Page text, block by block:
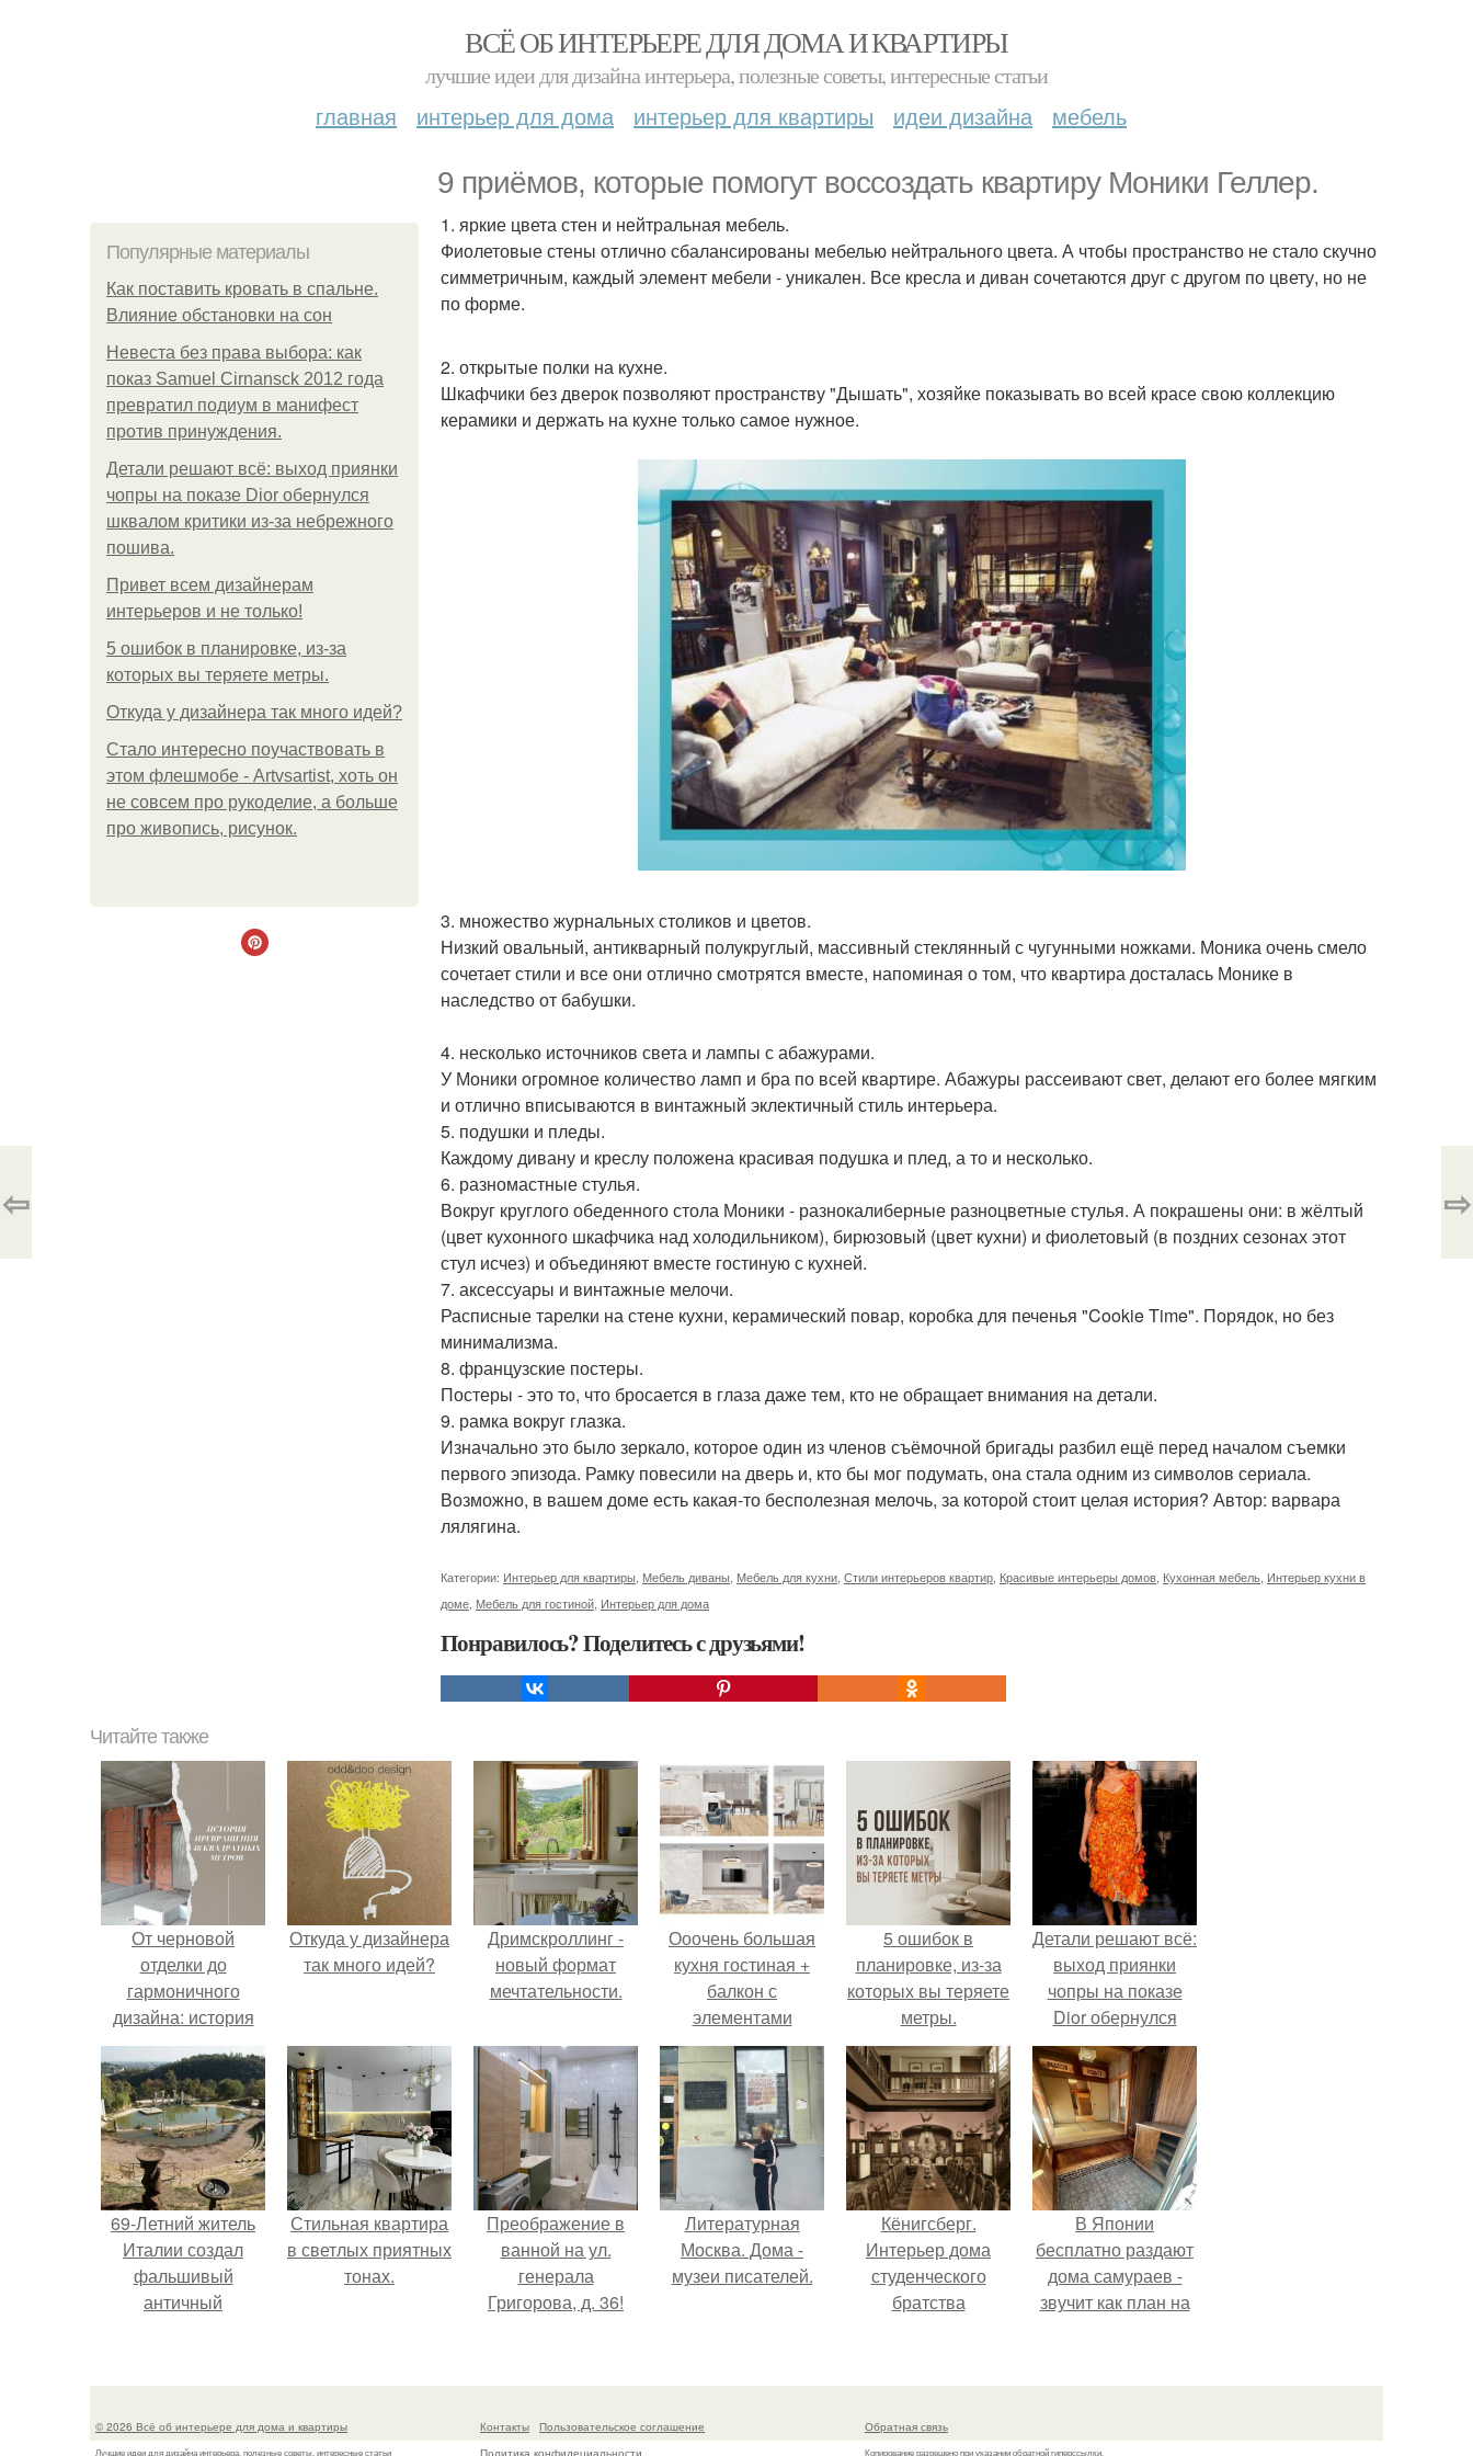
ВСЁ ОБ ИНТЕРЬЕРЕ ДЛЯ ДОМА И КВАРТИРЫ
лучшие идеи для дизайна интерьера, полезные советы, интересные статьи
главная интерьер для дома интерьер для квартиры идеи дизайна мебель
9 приёмов, которые помогут воссоздать квартиру Моники Геллер.
Популярные материалы
Как поставить кровать в спальне.
Влияние обстановки на сон
Невеста без права выбора: как
показ Samuel Cirnansck 2012 года
превратил подиум в манифест
против принуждения.
Детали решают всё: выход приянки
чопры на показе Dior обернулся
шквалом критики из-за небрежного
пошива.
Привет всем дизайнерам
интерьеров и не только!
5 ошибок в планировке, из-за
которых вы теряете метры.
Откуда у дизайнера так много идей?
Стало интересно поучаствовать в
этом флешмобе - Artvsartist, хоть он
не совсем про рукоделие, а больше
про живопись, рисунок.
1. яркие цвета стен и нейтральная мебель.
Фиолетовые стены отлично сбалансированы мебелью нейтрального цвета. А чтобы пространство не стало скучно
симметричным, каждый элемент мебели - уникален. Все кресла и диван сочетаются друг с другом по цвету, но не
по форме.
2. открытые полки на кухне.
Шкафчики без дверок позволяют пространству "Дышать", хозяйке показывать во всей красе свою коллекцию
керамики и держать на кухне только самое нужное.
3. множество журнальных столиков и цветов.
Низкий овальный, антикварный полукруглый, массивный стеклянный с чугунными ножками. Моника очень смело
сочетает стили и все они отлично смотрятся вместе, напоминая о том, что квартира досталась Монике в
наследство от бабушки.
4. несколько источников света и лампы с абажурами.
У Моники огромное количество ламп и бра по всей квартире. Абажуры рассеивают свет, делают его более мягким
и отлично вписываются в винтажный эклектичный стиль интерьера.
5. подушки и пледы.
Каждому дивану и креслу положена красивая подушка и плед, а то и несколько.
6. разномастные стулья.
Вокруг круглого обеденного стола Моники - разнокалиберные разноцветные стулья. А покрашены они: в жёлтый
(цвет кухонного шкафчика над холодильником), бирюзовый (цвет кухни) и фиолетовый (в поздних сезонах этот
стул исчез) и объединяют вместе гостиную с кухней.
7. аксессуары и винтажные мелочи.
Расписные тарелки на стене кухни, керамический повар, коробка для печенья "Cookie Time". Порядок, но без
минимализма.
8. французские постеры.
Постеры - это то, что бросается в глаза даже тем, кто не обращает внимания на детали.
9. рамка вокруг глазка.
Изначально это было зеркало, которое один из членов съёмочной бригады разбил ещё перед началом съемки
первого эпизода. Рамку повесили на дверь и, кто бы мог подумать, она стала одним из символов сериала.
Возможно, в вашем доме есть какая-то бесполезная мелочь, за которой стоит целая история? Автор: варвара
лялягина.
Категории: Интерьер для квартиры Мебель диваны Мебель для кухни Стили интерьеров квартир Красивые интерьеры домов Кухонная мебель Интерьер кухни в
доме Мебель для гостиной Интерьер для дома
Понравилось? Поделитесь с друзьями!
⇦ ⇨
Читайте также
От черновой
отделки до
гармоничного
дизайна: история
превращения 48
квадратных метров
в уютный и
функциональный
дом для Жанны и
Алексея!
Откуда у дизайнера
так много идей?
Дримскроллинг -
новый формат
мечтательности.
Ооочень большая
кухня гостиная +
балкон с
элементами
классики!
5 ошибок в
планировке, из-за
которых вы теряете
метры.
Детали решают всё:
выход приянки
чопры на показе
Dior обернулся
шквалом критики
из-за небрежного
пошива.
69-Летний житель
Италии создал
фальшивый
античный
успешно выдавал
историческое
Стильная квартира
в светлых приятных
тонах.
Преображение в
ванной на ул.
генерала
Григорова, д. 36!
Литературная
Москва. Дома -
музеи писателей.
Кёнигсберг.
Интерьер дома
студенческого
братства
В Японии
бесплатно раздают
дома самураев -
звучит как план на
© 2026 Всё об интерьере для дома и квартиры
Лучшие идеи для дизайна интерьера, полезные советы, интересные статьи
Контакты
Пользовательское соглашение
Политика конфидециальности
Обратная связь
Копирование разрешено при указании обратной гиперссылки.